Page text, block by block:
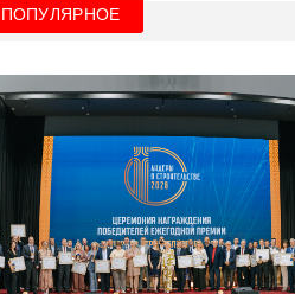
ПОПУЛЯРНОЕ